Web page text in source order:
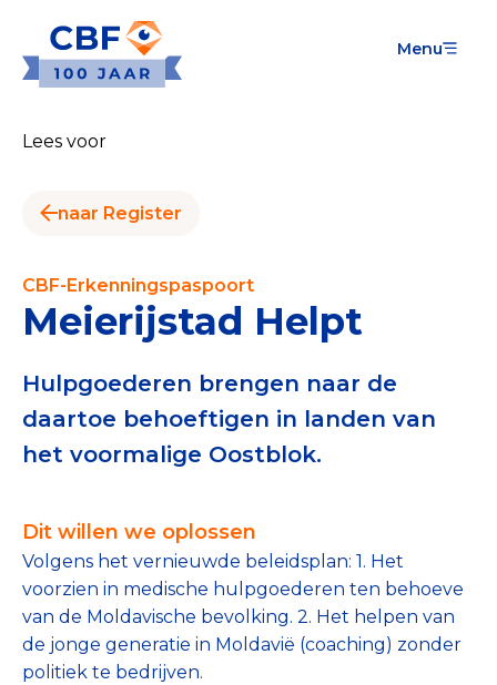
Menu
Goede Doelen
CBF-Erkenning aanvragen
Publiek
Veilig geven met het CBF-keurmerk
Check het CBF-keurmerk van een goed doel
Download de Geef Gerust Checklist
Data & Onderzoek
Betrouwbare data over goede doelen
CBF-publicaties
Lees voor
naar Register
CBF-Erkenningspaspoort
Meierijstad Helpt
Hulpgoederen brengen naar de
daartoe behoeftigen in landen van
het voormalige Oostblok.
Dit willen we oplossen
Volgens het vernieuwde beleidsplan: 1. Het
voorzien in medische hulpgoederen ten behoeve
van de Moldavische bevolking. 2. Het helpen van
de jonge generatie in Moldavië (coaching) zonder
politiek te bedrijven.